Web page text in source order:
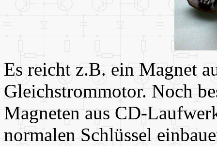
Es reicht z.B. ein Magnet
Gleichstrommotor. Noch
Magneten aus CD-
normalen Schlüssel